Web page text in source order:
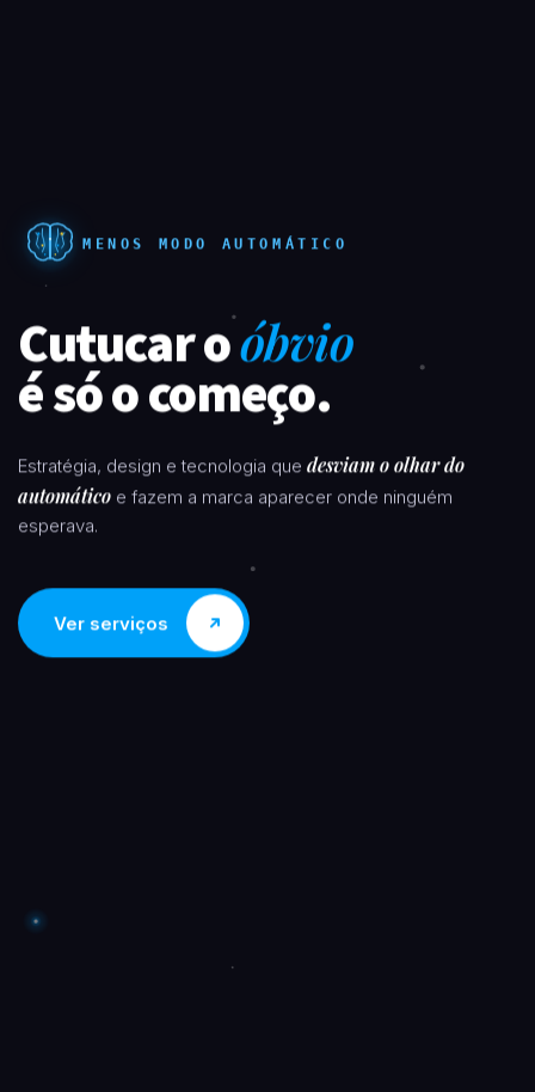
MENOS MODO AUTOMÁTICO
Cutucar oóbvio
é só o começo.
Estratégia, design e tecnologia quedesviam o olhar do
automático e fazem a marca aparecer onde ninguém
esperava.
Ver serviços